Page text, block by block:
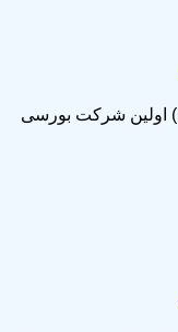
پمپ لجن کش لئو مدل WQ مجموعه (LEO) اولین شرکت بورسی